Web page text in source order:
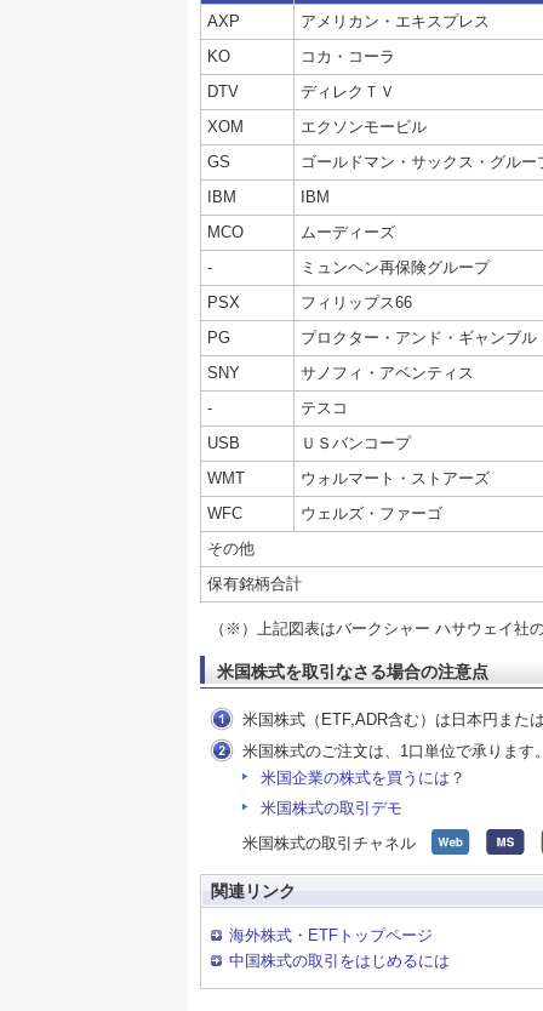
AXP
アメリカン・エキスプレス
KO
コカ・コーラ
DTV
ディレクＴＶ
XOM
エクソンモービル
GS
ゴールドマン・サックス・グルー
IBM
IBM
MCO
ムーディーズ
-
ミュンヘン再保険グループ
PSX
フィリップス66
PG
プロクター・アンド・ギャンブル
SNY
サノフィ・アベンティス
-
テスコ
USB
ＵＳバンコープ
WMT
ウォルマート・ストアーズ
WFC
ウェルズ・ファーゴ
その他
保有銘柄合計
（※）上記図表はバークシャー ハサウェイ社
米国株式を取引なさる場合の注意点
米国株式（ETF,ADR含む）は日本円また
米国株式のご注文は、1口単位で承ります
米国企業の株式を買うには？
米国株式の取引デモ
米国株式の取引チャネル
関連リンク
海外株式・ETFトップページ
中国株式の取引をはじめるには